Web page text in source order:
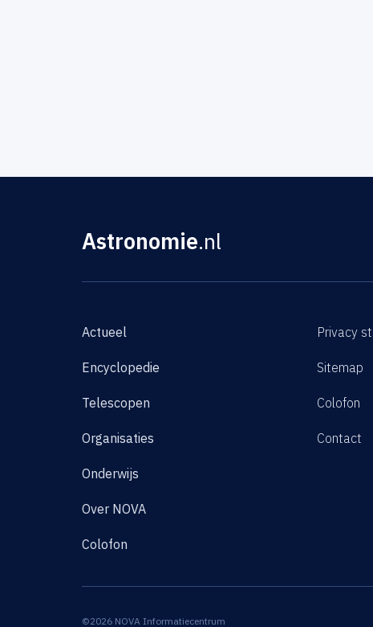
Astronomie.nl
Actueel
Encyclopedie
Telescopen
Organisaties
Onderwijs
Over NOVA
Colofon
Privacy
Sitemap
Colofon
Contact
©2026 NOVA Informatiecentrum